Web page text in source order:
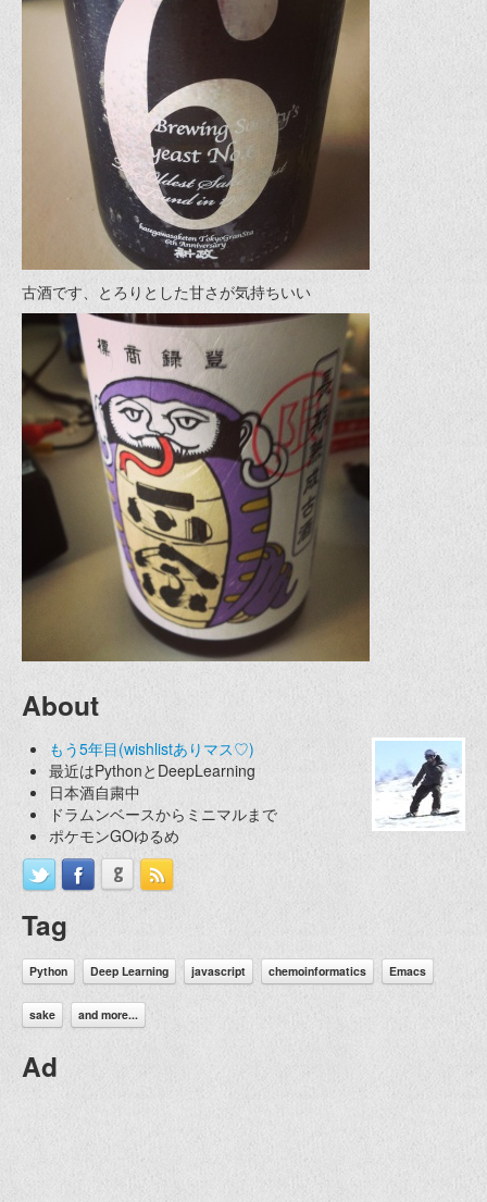
古酒です、とろりとした甘さが気持ちいい
About
もう5年目(wishlistありマス♡)
最近はPythonとDeepLearning
日本酒自粛中
ドラムンベースからミニマルまで
ポケモンGOゆるめ
Tag
Python Deep Learning javascript chemoinformatics Emacs
sake and more...
Ad